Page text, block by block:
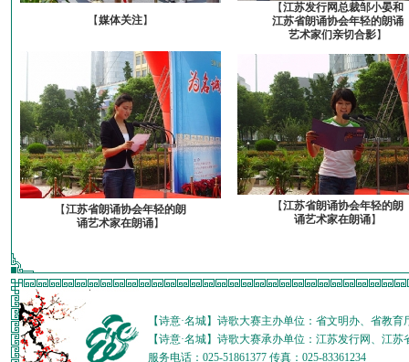
【媒体关注】
【江苏发行网总裁邹小晏和
江苏省朗诵协会年轻的朗诵
艺术家们亲切合影】
【江苏省朗诵协会年轻的朗
诵艺术家在朗诵】
【江苏省朗诵协会年轻的朗
诵艺术家在朗诵】
【诗意·名城】诗歌大赛主办单位：省文明办、省教
【诗意·名城】诗歌大赛承办单位：江苏发行网、江
服务电话：025-51861377 传真：025-83361234